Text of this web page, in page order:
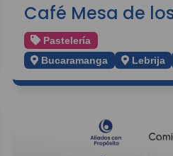
Café Mesa de
Pastelería
Bucaramanga
Lebrija